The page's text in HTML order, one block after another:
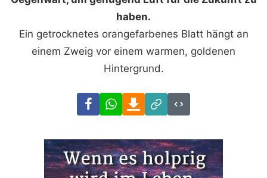
haben.
Ein getrocknetes orangefarbenes Blatt hängt an
einem Zweig vor einem warmen, goldenen
Hintergrund.
FacebookWhatsAppDownload
Link
Code